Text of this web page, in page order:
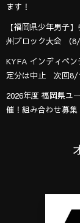
ます！
【福岡県少年男子
州ブロック大会 （8/
KYFA インディペ
定分は中止 次回8/
2026年度 福岡県ユ
催！組み合わせ募集